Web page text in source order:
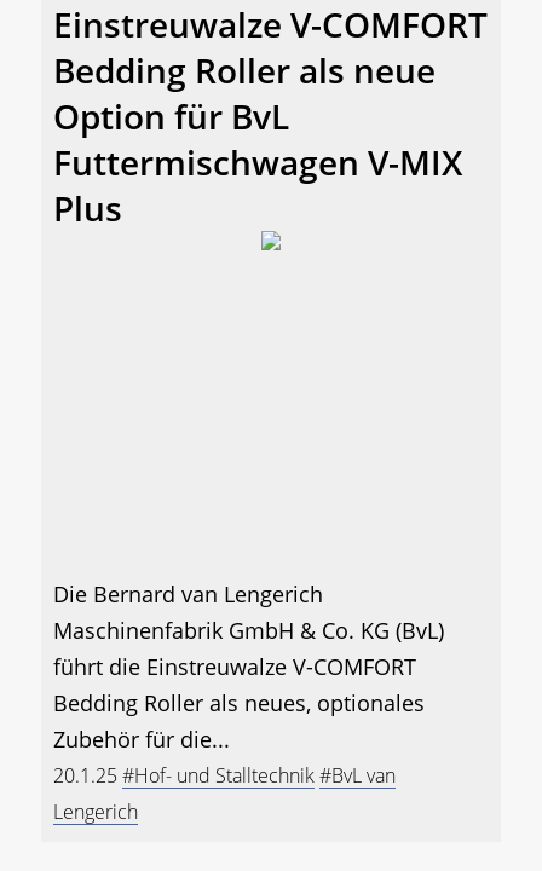
Einstreuwalze V-COMFORT
Bedding Roller als neue
Option für BvL
Futtermischwagen V-MIX
Plus
Die Bernard van Lengerich
Maschinenfabrik GmbH & Co. KG (BvL)
führt die Einstreuwalze V-COMFORT
Bedding Roller als neues, optionales
Zubehör für die...
20.1.25#Hof- und Stalltechnik#BvL van
Lengerich